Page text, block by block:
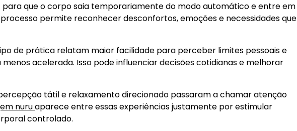
para que o corpo saia temporariamente do modo automático e entre em
permite reconhecer desconfortos, emoções e necessidades que
de prática relatam maior facilidade para perceber limites pessoais e
acelerada. Isso pode influenciar decisões cotidianas e melhorar
tátil e relaxamento direcionado passaram a chamar atenção
nuruaparece entre essas experiências justamente por estimular
controlado.